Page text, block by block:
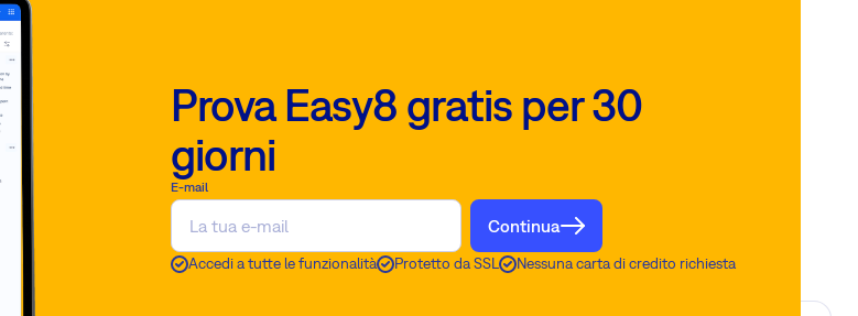
Prova Easy8 gratis per 30
giorni
E-mail
Continua
Accedi a tutte le funzionalità Protetto da SSL Nessuna carta di credito richiesta